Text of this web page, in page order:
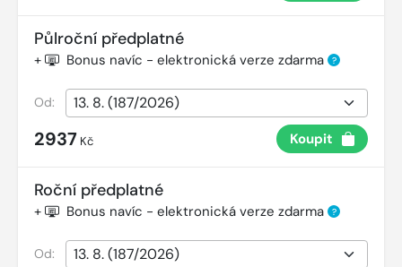
Půlroční předplatné
+ Bonus navíc - elektronická verze zdarma ?
Od:
2937 Kč Koupit
Roční předplatné
+ Bonus navíc - elektronická verze zdarma ?
Od: